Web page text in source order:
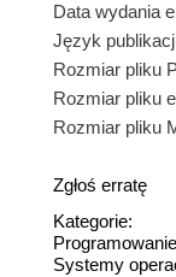
Data wydania
Język
Rozmiar pliku
Rozmiar pliku
Rozmiar pliku
Zgłoś erratę
Kategorie:
Programowanie
Systemy